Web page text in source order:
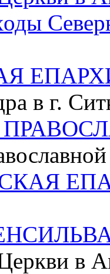
в г.
в